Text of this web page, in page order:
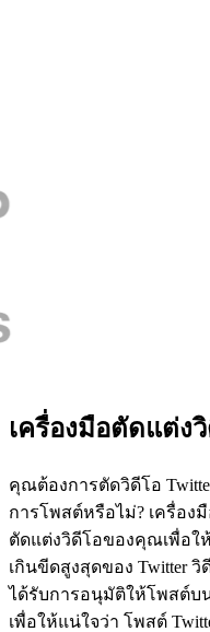
เครื่องมือตัดแต่ง
คุณต้องการตัดวิดีโอ
การโพสต์หรือไม่? เครื่อง
ตัดแต่งวิดีโอของคุณเพื่อใ
เกินขีดสูงสุดของ Twitter
ได้รับการอนุมัติให้โพสต์บ
เพื่อให้แน่ใจว่า โพสต์